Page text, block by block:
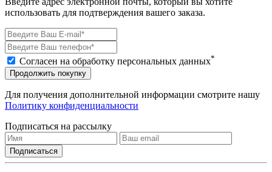
использовать для подтверждения вашего заказа.
Согласен на обработку персональных данных*
Продолжить покупку
Для получения дополнительной информации смотрите нашу
Политику конфиденциальности
Подписаться на рассылку